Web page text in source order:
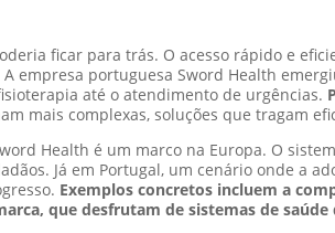
ficar para trás. O acesso rápido e
empresa portuguesa Sword Health
até o atendimento de urgências.
mais complexas, soluções que tragam
Health é um marco na Europa. O
Já em Portugal, um cenário onde a
Exemplos concretos incluem a
que desfrutam de sistemas de